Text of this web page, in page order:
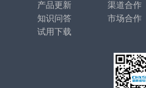
产品更新
知识问答
试用下载
渠道合作
市场合作